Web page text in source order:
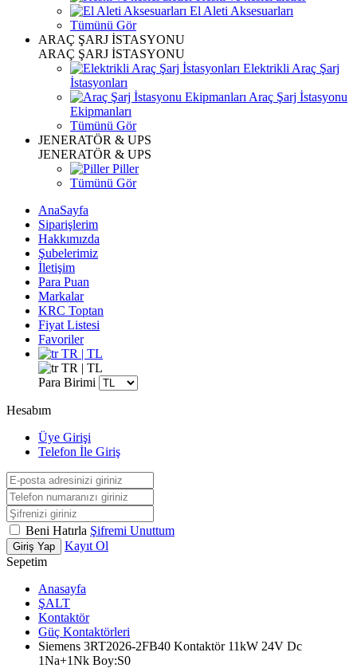
El Aleti Aksesuarları
Tümünü Gör
ARAÇ ŞARJ İSTASYONU
ARAÇ ŞARJ İSTASYONU
Elektrikli Araç Şarj
İstasyonları
Araç Şarj İstasyonu
Ekipmanları
Tümünü Gör
JENERATÖR & UPS
JENERATÖR & UPS
Piller
Tümünü Gör
AnaSayfa
Siparişlerim
Hakkımızda
Şubelerimiz
İletişim
Para Puan
Markalar
KRC Toptan
Fiyat Listesi
Favoriler
TR | TL
TR | TL
Para Birimi
Hesabım
Üye Girişi
Telefon İle Giriş
Beni Hatırla Şifremi Unuttum
Giriş Yap
Kayıt Ol
Sepetim
Anasayfa
ŞALT
Kontaktör
Güç Kontaktörleri
Siemens 3RT2026-2FB40 Kontaktör 11kW 24V Dc
1Na+1Nk Boy:S0